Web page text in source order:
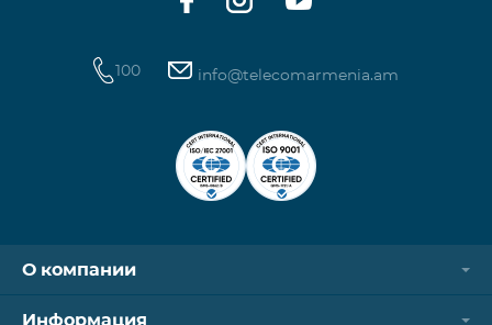
100 info@telecomarmenia.am
О компании
Информация